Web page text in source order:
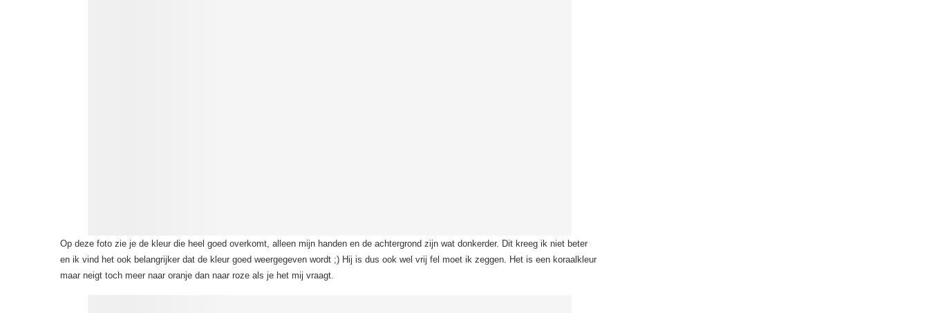
Op deze foto zie je de kleur die heel goed overkomt, alleen mijn handen en de achtergrond zijn wat donkerder. Dit kreeg ik niet beter
en ik vind het ook belangrijker dat de kleur goed weergegeven wordt ;) Hij is dus ook wel vrij fel moet ik zeggen. Het is een koraalkleur
maar neigt toch meer naar oranje dan naar roze als je het mij vraagt.